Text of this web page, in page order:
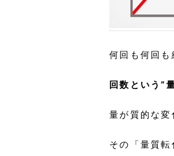
何回も何回
回数という”
量が質的な
その「量質